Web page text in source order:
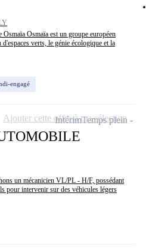
Osmaïa est un groupe européen
verts, le génie écologique et la
engagé
un mécanicien VL/PL - H/F, possédant
pour intervenir sur des véhicules légers
IntérimTemps plein
Ajouter cette offre à ma sélection